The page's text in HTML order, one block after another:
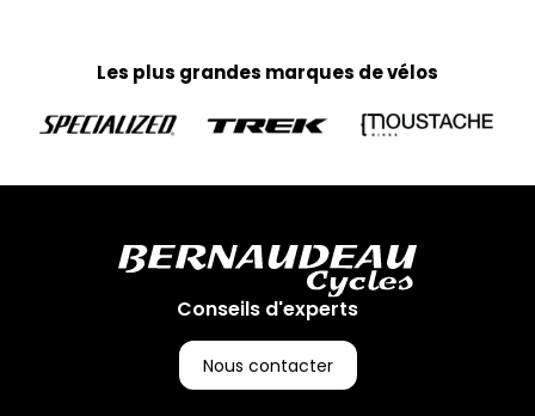
Les plus grandes marques de vélos
Conseils d'experts
Nous contacter